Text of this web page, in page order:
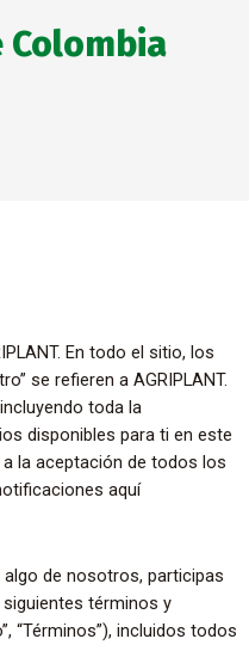
En todo el sitio, los
se refieren a AGRIPLANT.
toda la
disponibles para ti en este
la aceptación de todos los
aquí
de nosotros, participas
siguientes términos y
“Términos”), incluidos todos